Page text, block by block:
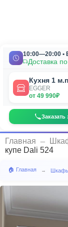
10:00—20:00 •
Доставка
Кухня 1
EGGER
от 49 990₽
Заказать
Главная
купе Dali 524
🏠 Главная →